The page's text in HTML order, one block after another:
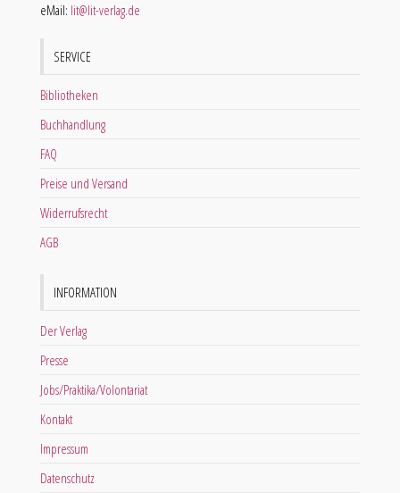
eMail: lit@lit-verlag.de
SERVICE
Bibliotheken
Buchhandlung
FAQ
Preise und Versand
Widerrufsrecht
AGB
INFORMATION
Der Verlag
Presse
Jobs/Praktika/Volontariat
Kontakt
Impressum
Datenschutz